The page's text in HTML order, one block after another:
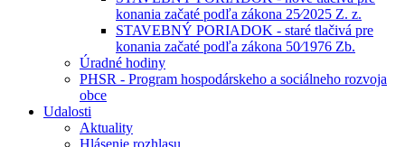
konania začaté podľa zákona 25⁄2025 Z. z.
STAVEBNÝ PORIADOK - staré tlačivá pre
konania začaté podľa zákona 50⁄1976 Zb.
Úradné hodiny
PHSR - Program hospodárskeho a sociálneho rozvoja
obce
Udalosti
Aktuality
Hlásenie rozhlasu